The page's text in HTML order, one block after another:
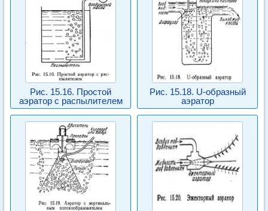
Рис. 15.16. Простой
аэратор с распылителем
Рис. 15.18. U-образный
аэратор